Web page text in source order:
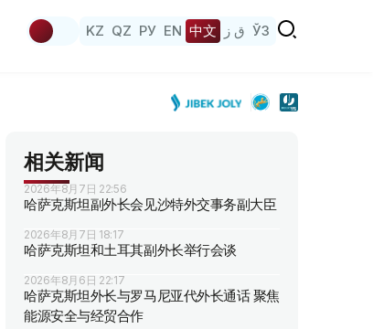
KZ QZ РУ EN 中文 ق ز ЎЗ
相关新闻
2026年8月7日 22:56
哈萨克斯坦副外长会见沙特外交事务副大臣
2026年8月7日 18:17
哈萨克斯坦和土耳其副外长举行会谈
2026年8月6日 22:17
哈萨克斯坦外长与罗马尼亚代外长通话 聚焦
能源安全与经贸合作